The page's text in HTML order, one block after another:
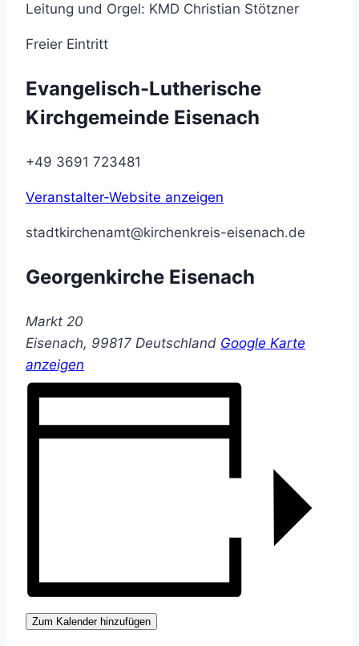
Leitung und Orgel: KMD Christian Stötzner
Freier Eintritt
Evangelisch-Lutherische
Kirchgemeinde Eisenach
+49 3691 723481
Veranstalter-Website anzeigen
stadtkirchenamt@kirchenkreis-eisenach.de
Georgenkirche Eisenach
Markt 20
Eisenach, 99817 Deutschland Google Karte
anzeigen
Zum Kalender hinzufügen